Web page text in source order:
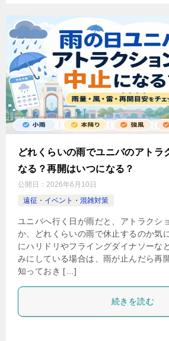
どれくらいの雨でユニバのアトラ
なる？再開はいつになる？
公開日： 2026年6月10日
遠征・イベント・混雑対策
ユニバへ行く日が雨だと、アトラクシ
か、どれくらいの雨で休止するのか気
にハリドリやフライングダイナソーな
みにしている場合は、雨が止んだら再
知っておき […]
続きを読む